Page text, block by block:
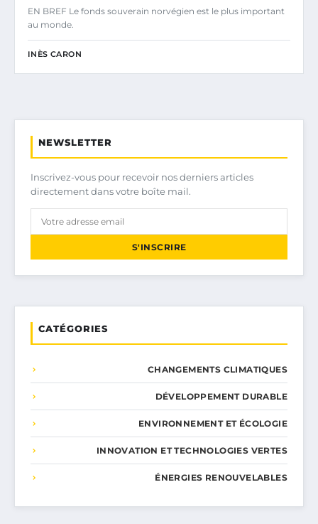
EN BREF Le fonds souverain norvégien est le plus important
au monde.
INÈS CARON
NEWSLETTER
Inscrivez-vous pour recevoir nos derniers articles
directement dans votre boîte mail.
S'INSCRIRE
CATÉGORIES
CHANGEMENTS CLIMATIQUES
DÉVELOPPEMENT DURABLE
ENVIRONNEMENT ET ÉCOLOGIE
INNOVATION ET TECHNOLOGIES VERTES
ÉNERGIES RENOUVELABLES